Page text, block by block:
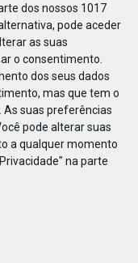
dos nossos 1017
pode aceder
as suas
o consentimento.
dos seus dados
mas que tem o
As suas preferências
pode alterar suas
a qualquer momento
na parte